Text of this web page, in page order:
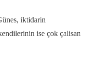
iktidarin
ise çok çalisan